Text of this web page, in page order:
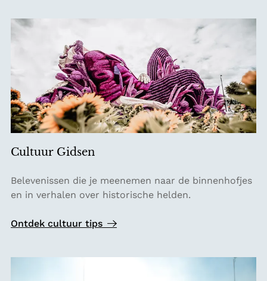
i
s
e
n
Cultuur Gidsen
C
u
t
Belevenissen die je meenemen naar de binnenhofjes
en in verhalen over historische helden.
Ontdek cultuur tips